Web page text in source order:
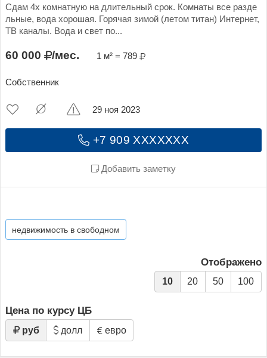
Сдам 4х комнатную на длительный срок. Комнаты все разде
льные, вода хорошая. Горячая зимой (летом титан) Интернет,
ТВ каналы. Вода и свет по...
60 000 /мес. 1 м² = 789
Собственник
+7 909 XXXXXXX
Добавить заметку
29 ноя 2023
недвижимость в свободном
Отображено
10 20 50 100
Цена по курсу ЦБ
руб долл евро